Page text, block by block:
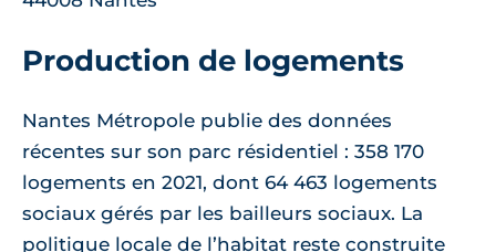
Production de logements
Nantes Métropole publie des données
récentes sur son parc résidentiel : 358 170
logements en 2021, dont 64 463 logements
sociaux gérés par les bailleurs sociaux. La
politique locale de l’habitat reste construite